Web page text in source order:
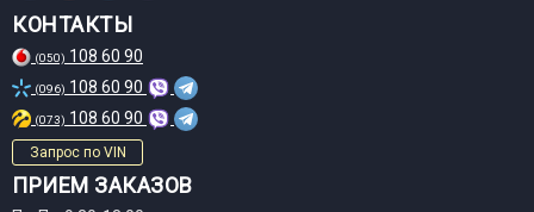
КОНТАКТЫ
(050) 108 60 90
(096) 108 60 90
(073) 108 60 90
Запрос по VIN
ПРИЕМ ЗАКАЗОВ